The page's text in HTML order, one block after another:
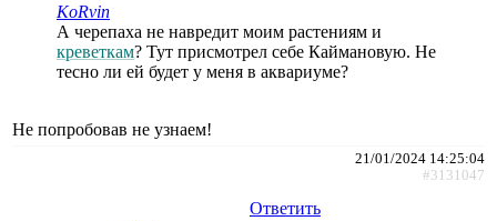
KoRvin
А черепаха не навредит моим растениям и
креветкам? Тут присмотрел себе Каймановую. Не
тесно ли ей будет у меня в аквариуме?
Не попробовав не узнаем!
21/01/2024 14:25:04
#3131047
Ответить